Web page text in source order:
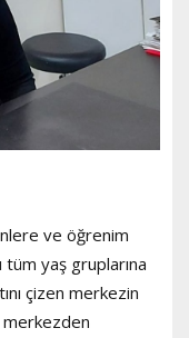
ve öğrenim
yaş gruplarına
çizen merkezin
merkezden